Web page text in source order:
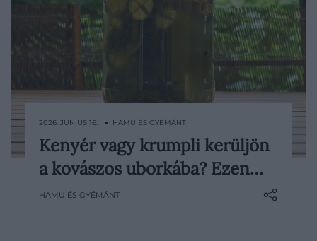
Kevés nyári ételünkről vitatkozunk annyit,
mint a kovászos uborkáról. Van, aki
kenyérrel készíti, más szerint krumplival
2026. JÚNIUS 16. ● HAMU ÉS GYÉMÁNT
Kenyér vagy krumpli kerüljön
a kovászos uborkába? Ezen…
HAMU ÉS GYÉMÁNT